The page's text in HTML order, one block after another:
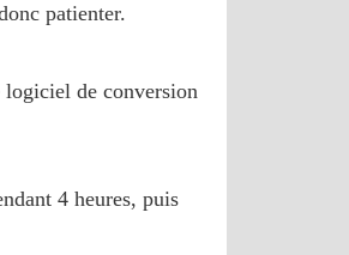
patienter.
de conversion
4 heures, puis